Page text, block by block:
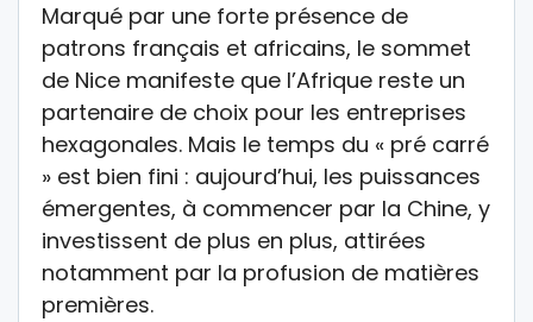
Marqué par une forte présence de
patrons français et africains, le sommet
de Nice manifeste que l’Afrique reste un
partenaire de choix pour les entreprises
hexagonales. Mais le temps du « pré carré
» est bien fini : aujourd’hui, les puissances
émergentes, à commencer par la Chine, y
investissent de plus en plus, attirées
notamment par la profusion de matières
premières.